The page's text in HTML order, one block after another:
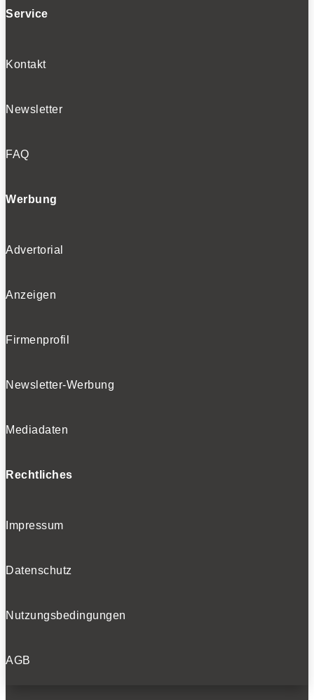
Service
Kontakt
Newsletter
FAQ
Werbung
Advertorial
Anzeigen
Firmenprofil
Newsletter-Werbung
Mediadaten
Rechtliches
Impressum
Datenschutz
Nutzungsbedingungen
AGB